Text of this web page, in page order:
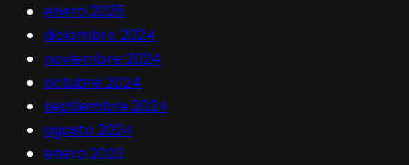
enero 2025
diciembre 2024
noviembre 2024
octubre 2024
septiembre 2024
agosto 2024
enero 2023